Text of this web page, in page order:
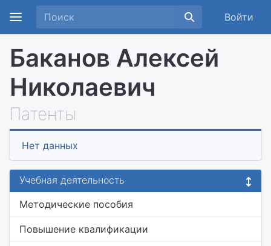
Войти
Баканов Алексей
Николаевич
Патенты
Нет данных
Учебная деятельность
Методические пособия
Повышение квалификации